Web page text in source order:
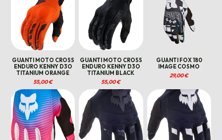
GUANTI MOTO CROSS
ENDURO KENNY D3O
TITANIUM ORANGE
55,00€
GUANTI MOTO CROSS
ENDURO KENNY D3O
TITANIUM BLACK
55,00€
GUANTI FOX 180
IMAGE COSMO
29,00€